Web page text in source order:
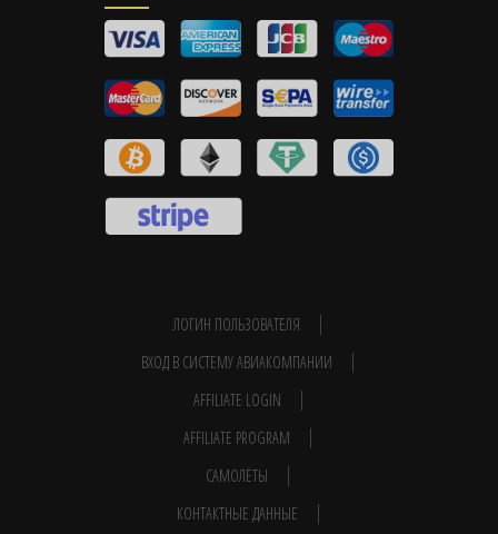
ЛОГИН ПОЛЬЗОВАТЕЛЯ
ВХОД В СИСТЕМУ АВИАКОМПАНИИ
AFFILIATE LOGIN
AFFILIATE PROGRAM
САМОЛЁТЫ
КОНТАКТНЫЕ ДАННЫЕ